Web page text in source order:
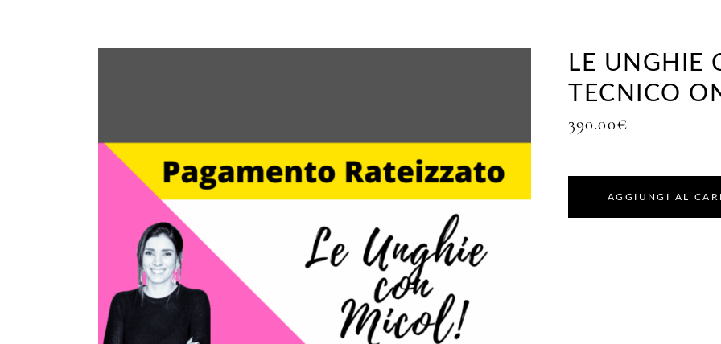
LE UNGHIE
TECNICO
390.00€
AGGIUNGI AL